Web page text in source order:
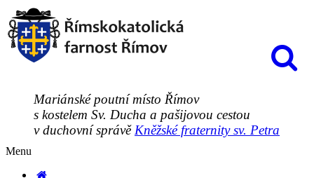
Mariánské poutní místo Římov
s kostelem Sv. Ducha a pašijovou cestou
v duchovní správě Kněžské fraternity sv. Petra
Menu